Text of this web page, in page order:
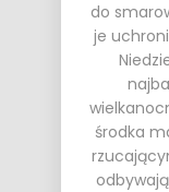
do
je
środka